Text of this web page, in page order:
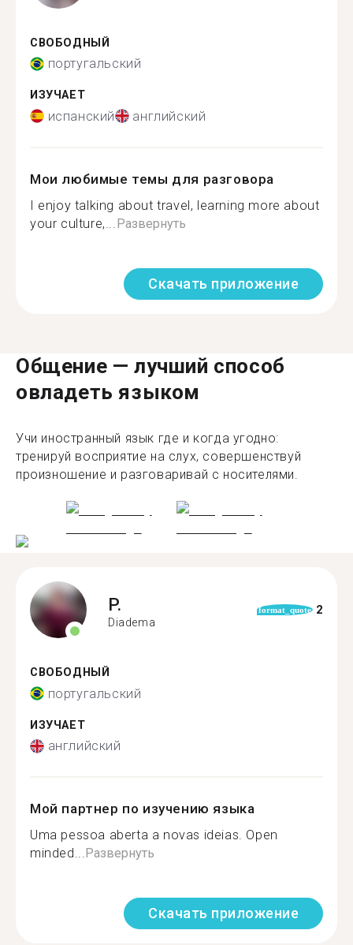
СВОБОДНЫЙ
португальский
ИЗУЧАЕТ
испанский английский
Мои любимые темы для разговора
I enjoy talking about travel, learning more about
your culture,... Развернуть
Скачать приложение
Общение — лучший способ
овладеть языком
Учи иностранный язык где и когда угодно:
тренируй восприятие на слух, совершенствуй
произношение и разговаривай с носителями.
P.
Diadema
format_quote 2
СВОБОДНЫЙ
португальский
ИЗУЧАЕТ
английский
Мой партнер по изучению языка
Uma pessoa aberta a novas ideias. Open
minded...Развернуть
Скачать приложение